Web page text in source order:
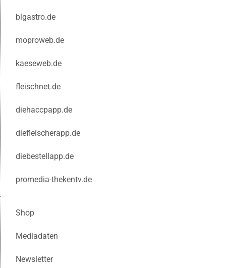
blgastro.de
moproweb.de
kaeseweb.de
fleischnet.de
diehaccpapp.de
diefleischerapp.de
diebestellapp.de
promedia-thekentv.de
Shop
Mediadaten
Newsletter